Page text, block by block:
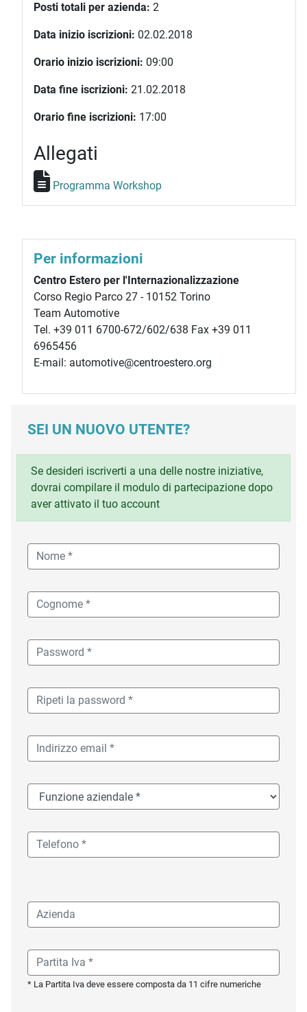
Posti totali per azienda: 2
Data inizio iscrizioni: 02.02.2018
Orario inizio iscrizioni: 09:00
Data fine iscrizioni: 21.02.2018
Orario fine iscrizioni: 17:00
Allegati
Programma Workshop
Per informazioni
Centro Estero per l'Internazionalizzazione
Corso Regio Parco 27 - 10152 Torino
Team Automotive
Tel. +39 011 6700-672/602/638 Fax +39 011
6965456
E-mail: automotive@centroestero.org
SEI UN NUOVO UTENTE?
Se desideri iscriverti a una delle nostre iniziative,
dovrai compilare il modulo di partecipazione dopo
aver attivato il tuo account
* La Partita Iva deve essere composta da 11 cifre numeriche